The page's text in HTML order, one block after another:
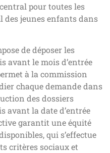
pour toutes les
des jeunes enfants dans
de déposer les
avant le mois d’entrée
à la commission
chaque demande dans
des dossiers
avant la date d’entrée
garantit une équité
qui s’effectue
critères sociaux et